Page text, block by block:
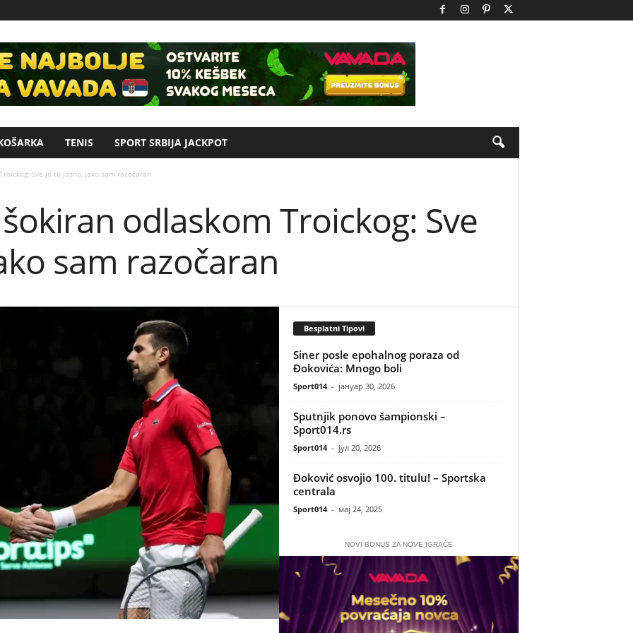
TENIS SPORT SRBIJA JACKPOT
Sve je tu jasno, jako sam razočaran
odlaskom Troickog: Sve
sam razočaran
Besplatni Tipovi
Siner posle epohalnog poraza od
Đokovića: Mnogo boli
Sport014 - јануар 30, 2026
Sputnjik ponovo šampionski –
Sport014.rs
Sport014 - јул 20, 2026
Đoković osvojio 100. titulu! – Sportska
centrala
Sport014 - мај 24, 2025
NOVI BONUS ZA NOVE IGRAČE